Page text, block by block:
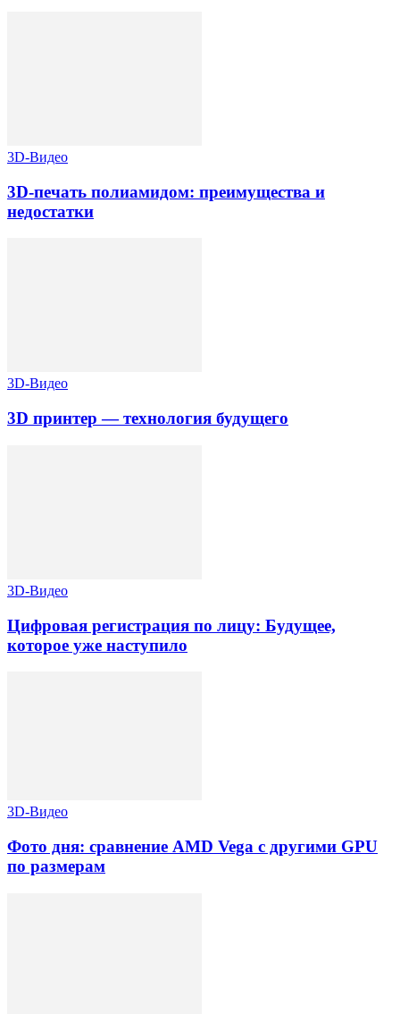
3D-Видео
3D-печать полиамидом: преимущества и
недостатки
3D-Видео
3D принтер — технология будущего
3D-Видео
Цифровая регистрация по лицу: Будущее,
которое уже наступило
3D-Видео
Фото дня: сравнение AMD Vega с другими GPU
по размерам